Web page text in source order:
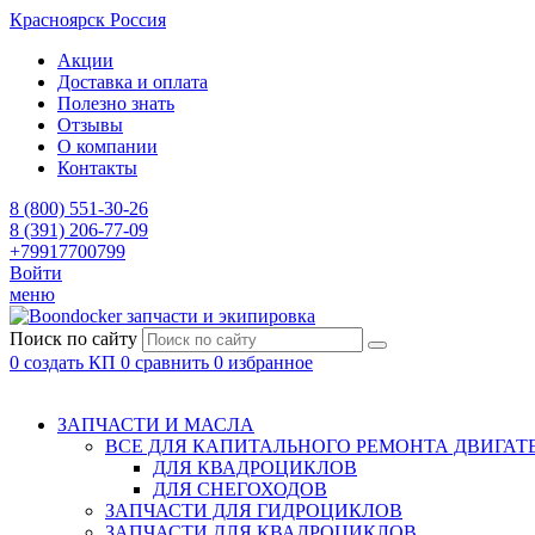
Красноярск Россия
Акции
Доставка и оплата
Полезно знать
Отзывы
О компании
Контакты
8 (800) 551-30-26
8 (391) 206-77-09
+79917700799
Войти
меню
запчасти и экипировка
Поиск по сайту
0 создать КП 0 сравнить 0 избранное
ЗАПЧАСТИ И МАСЛА
ВСЕ ДЛЯ КАПИТАЛЬНОГО РЕМОНТА
ДЛЯ КВАДРОЦИКЛОВ
ДЛЯ СНЕГОХОДОВ
ЗАПЧАСТИ ДЛЯ ГИДРОЦИКЛОВ